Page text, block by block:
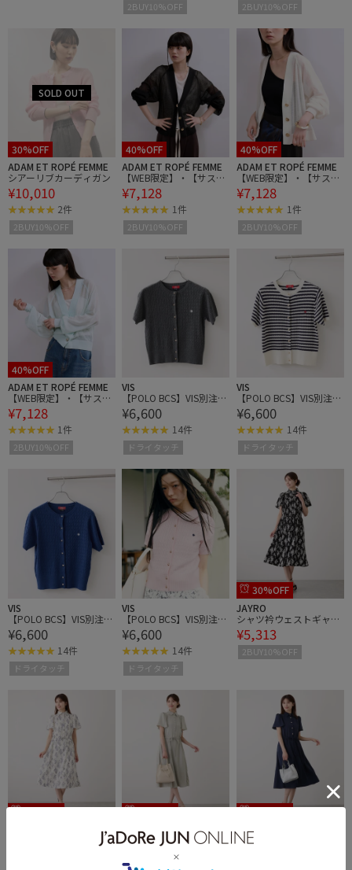
2BUY10%OFF 2BUY10%OFF
30%OFF
ADAM ET ROPÉ FEMME
シアーリブカーディガン
¥10,010
2件
2BUY10%OFF
40%OFF
ADAM ET ROPÉ FEMME
【WEB限定】・【サステ
ナブル】リネンMIXシア
ーカーディガン
¥7,128
1件
2BUY10%OFF
40%OFF
ADAM ET ROPÉ FEMME
【WEB限定】・【サステ
ナブル】リネンMIXシア
ーカーディガン
¥7,128
1件
2BUY10%OFF
40%OFF
ADAM ET ROPÉ FEMME
【WEB限定】・【サステ
ナブル】リネンMIXシア
ーカーディガン
¥7,128
1件
2BUY10%OFF
VIS
【POLO BCS】VIS別注ク
ルーネックカーデ
¥6,600
14件
ドライタッチ
VIS
【POLO BCS】VIS別注ク
ルーネックカーデ
¥6,600
14件
ドライタッチ
VIS
【POLO BCS】VIS別注ク
ルーネックカーデ
¥6,600
14件
ドライタッチ
VIS
【POLO BCS】VIS別注ク
ルーネックカーデ
¥6,600
14件
ドライタッチ
30%OFF
JAYRO
シャツ衿ウェストギャザ
ーワンピース
¥5,313
2BUY10%OFF
30%OFF
シャツ衿ウェストギャザ
30%OFF
JAYRO
シャツ衿ウェストギャザ
ーワンピース
30%OFF
JAYRO
シャツ衿ウェストギャザ